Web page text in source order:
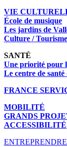
VIE
École de musique
Les jardins de
Culture / Tourisme
SANTÉ
Une priorité pour
Le centre de
FRANCE
MOBILITÉ
GRANDS
ACCESSIBILITÉ
ENTREPRENDRE